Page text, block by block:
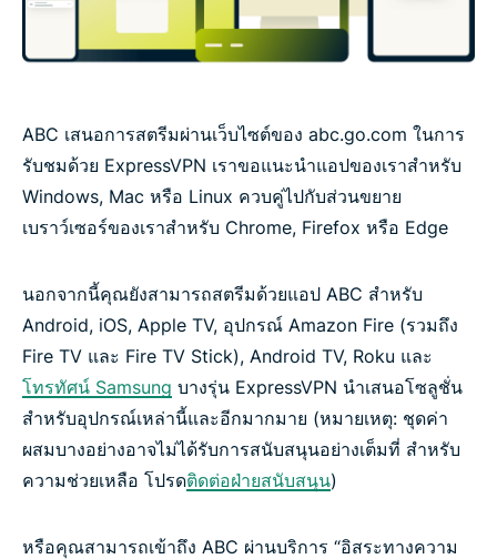
ABC เสนอการสตรีมผ่านเว็บไซต์ของ abc.go.com ในการ
รับชมด้วย ExpressVPN เราขอแนะนำแอปของเราสำหรับ
Windows, Mac หรือ Linux ควบคู่ไปกับส่วนขยาย
เบราว์เซอร์ของเราสำหรับ Chrome, Firefox หรือ Edge
นอกจากนี้คุณยังสามารถสตรีมด้วยแอป ABC สำหรับ
Android, iOS, Apple TV, อุปกรณ์ Amazon Fire (รวมถึง
Fire TV และ Fire TV Stick), Android TV, Roku และ
โทรทัศน์ Samsung บางรุ่น ExpressVPN นำเสนอโซลูชั่น
สำหรับอุปกรณ์เหล่านี้และอีกมากมาย (หมายเหตุ: ชุดค่า
ผสมบางอย่างอาจไม่ได้รับการสนับสนุนอย่างเต็มที่ สำหรับ
ความช่วยเหลือ โปรดติดต่อฝ่ายสนับสนุน)
หรือคุณสามารถเข้าถึง ABC ผ่านบริการ “อิสระทางความ